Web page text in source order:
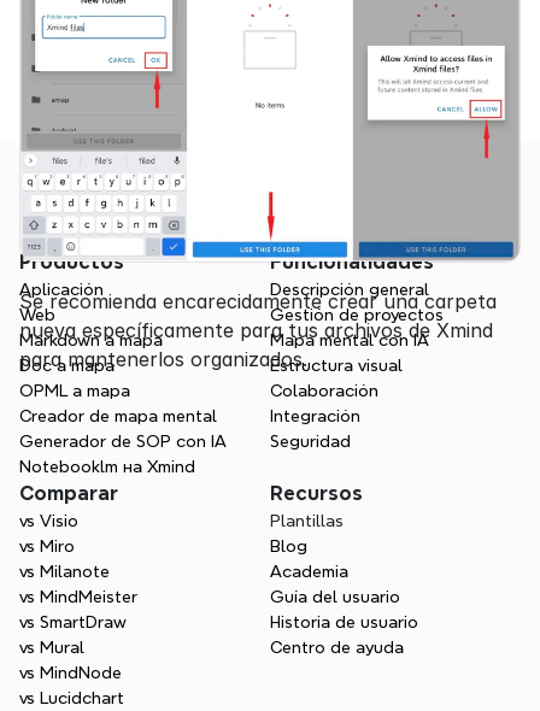
Se recomienda encarecidamente crear una carpeta
nueva específicamente para tus archivos de Xmind
para mantenerlos organizados.
Productos
Aplicación
Web
Markdown a mapa
Doc a mapa
OPML a mapa
Creador de mapa mental
Generador de SOP con IA
Notebooklm на Xmind
Funcionalidades
Descripción general
Gestión de proyectos
Mapa mental con IA
Estructura visual
Colaboración
Integración
Seguridad
Comparar
vs Visio
vs Miro
vs Milanote
vs MindMeister
vs SmartDraw
vs Mural
vs MindNode
vs Lucidchart
Recursos
Plantillas
Blog
Academia
Guía del usuario
Historia de usuario
Centro de ayuda